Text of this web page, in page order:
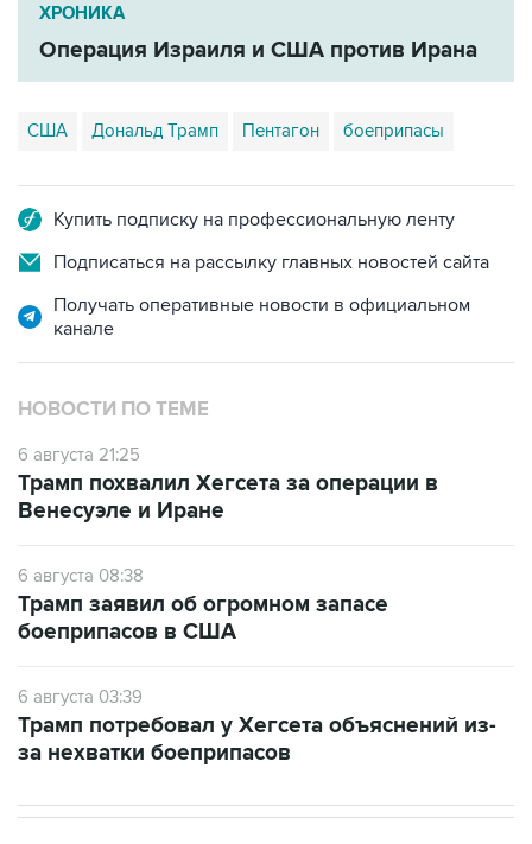
ХРОНИКА
Операция Израиля и США против Ирана
США Дональд Трамп Пентагон боеприпасы
Купить подписку на профессиональную ленту
Подписаться на рассылку главных новостей сайта
Получать оперативные новости в официальном
канале
НОВОСТИ ПО ТЕМЕ
6 августа 21:25
Трамп похвалил Хегсета за операции в
Венесуэле и Иране
6 августа 08:38
Трамп заявил об огромном запасе
боеприпасов в США
6 августа 03:39
Трамп потребовал у Хегсета объяснений из-
за нехватки боеприпасов